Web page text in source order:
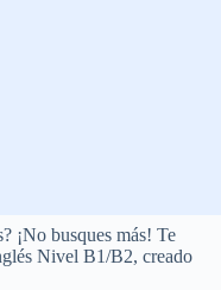
¡No busques más! Te
Nivel B1/B2, creado